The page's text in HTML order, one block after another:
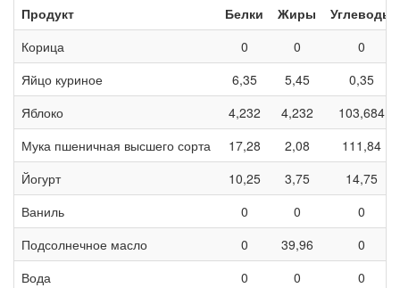
Продукт Белки Жиры
Углеводы
Корица
0 0
0
Яйцо куриное
6,35 5,45
0,35
Яблоко
4,232 4,232
103,684
Мука пшеничная высшего сорта
17,28 2,08
111,84
Йогурт
10,25 3,75
14,75
Ваниль
0 0
0
Подсолнечное масло
0 39,96
0
Вода
0 0
0